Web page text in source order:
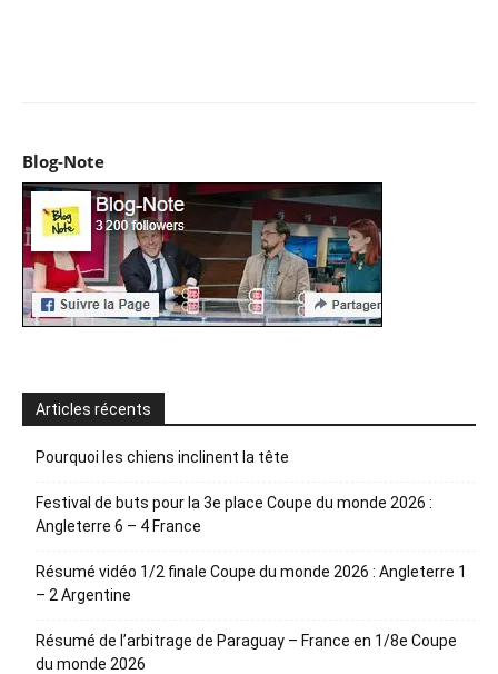
Blog-Note
Articles récents
Pourquoi les chiens inclinent la tête
Festival de buts pour la 3e place Coupe du monde 2026 :
Angleterre 6 – 4 France
Résumé vidéo 1/2 finale Coupe du monde 2026 : Angleterre 1
– 2 Argentine
Résumé de l’arbitrage de Paraguay – France en 1/8e Coupe
du monde 2026